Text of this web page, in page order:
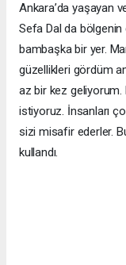
Ankara’da yaşayan
Sefa Dal da bölgenin
bambaşka bir yer.
güzellikleri gördüm
az bir kez geliyorum.
istiyoruz. İnsanları
sizi misafir ederler.
kullandı.